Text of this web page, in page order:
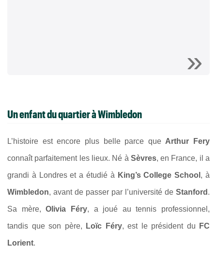
Un enfant du quartier à Wimbledon
L’histoire est encore plus belle parce que Arthur Fery
connaît parfaitement les lieux. Né à Sèvres, en France, il a
grandi à Londres et a étudié à King’s College School , à
Wimbledon, avant de passer par l’université de Stanford .
Sa mère,Olivia Féry, a joué au tennis professionnel,
tandis que son père, Loïc Féry, est le président du FC
Lorient.